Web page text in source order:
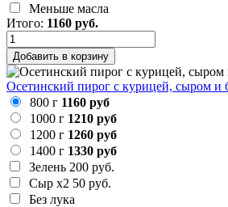
Меньше масла
Итого: 1160 руб.
Добавить в корзину
Осетинский пирог с курицей, сыром и
800 г 1160 руб
1000 г 1210 руб
1200 г 1260 руб
1400 г 1330 руб
Зелень 200 руб.
Сыр х2 50 руб.
Без лука